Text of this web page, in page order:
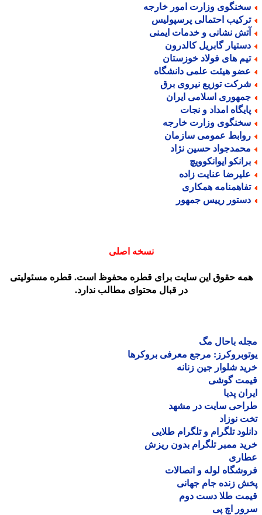
وزارت امور خارجه
احتمالی پرسپولیس
نشانی و خدمات ایمنی
گابریل کالدرون
های فولاد خوزستان
هیئت علمی دانشگاه
توزیع نیروی برق
اسلامی ایران
امداد و نجات
وزارت خارجه
عمومی سازمان
حسین نژاد
ایوانکوویچ
عنایت زاده
همکاری
رییس جمهور
نسخه اصلی
حقوق این سایت برای قطره محفوظ است. قطره مسئولیتی
در قبال محتوای مطالب ندارد.
باحال مگ
مرجع معرفی بروکرها
شلوار جین زنانه
گوشی
پدیا
سایت در مشهد
نوزاد
تلگرام و تلگرام طلایی
ممبر تلگرام بدون ریزش
لوله و اتصالات
زنده جام جهانی
طلا دست دوم
اچ پی